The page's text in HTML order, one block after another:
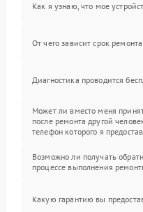
Как я узнаю, что мое
От чего зависит срок
Диагностика проводится
Может ли вместо меня
после ремонта другой
телефон которого я
Возможно ли получать
процессе выполнения
Какую гарантию вы